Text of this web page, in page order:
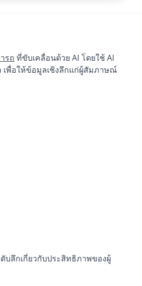
รถ ที่ขับเคลื่อนด้วย AI โดยใช้ AI
เพื่อให้ข้อมูลเชิงลึกแก่ผู้สัมภาษณ์
บลึกเกี่ยวกับประสิทธิภาพของผู้